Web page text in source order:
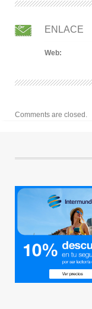
ENLACE
Web:
Comments are closed.